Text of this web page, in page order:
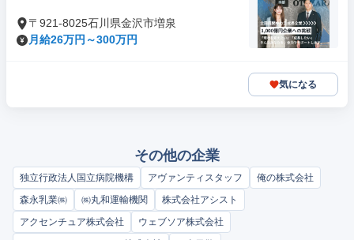
〒921-8025石川県金沢市増泉
月給26万円～300万円
気になる
その他の企業
独立行政法人国立病院機構 アヴァンティスタッフ
俺の株式会社
森永乳業㈱
㈱丸和運輸機関
株式会社アシスト
アクセンチュア株式会社
ウェブソア株式会社